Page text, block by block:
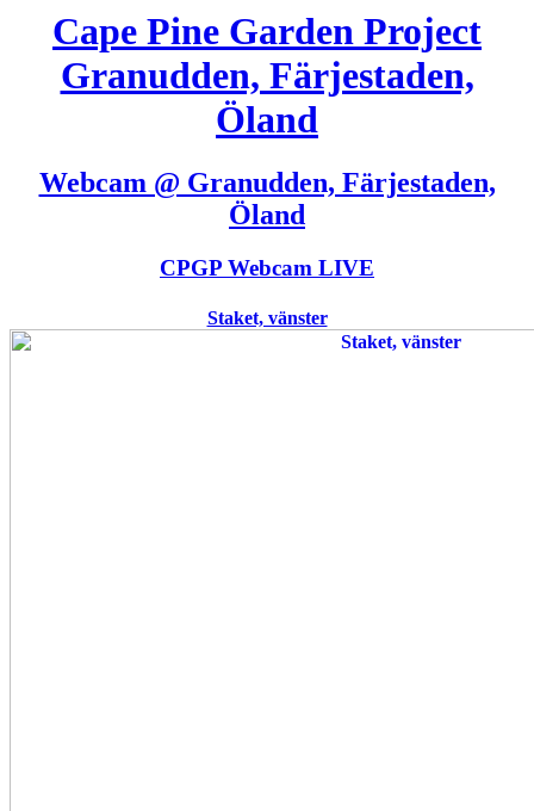
Cape Pine Garden Project
Granudden, Färjestaden,
Öland
Webcam @ Granudden, Färjestaden,
Öland
CPGP Webcam LIVE
Staket, vänster